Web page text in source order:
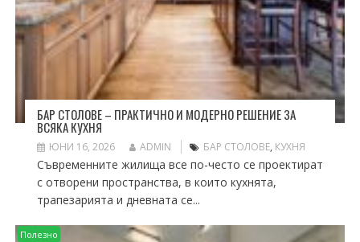
БАР СТОЛОВЕ – ПРАКТИЧНО И МОДЕРНО РЕШЕНИЕ ЗА
ВСЯКА КУХНЯ
ЮНИ 16, 2026 ADMIN БАР СТОЛОВЕ, КУХНЯ
Съвременните жилища все по-често се проектират
с отворени пространства, в които кухнята,
трапезарията и дневната се...
Полезно